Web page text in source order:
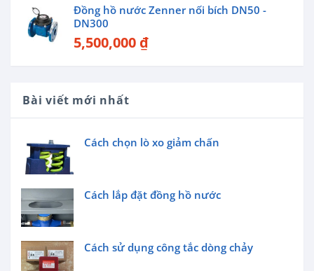
Đồng hồ nước Zenner nối bích DN50 -
DN300
5,500,000 ₫
Bài viết mới nhất
Cách chọn lò xo giảm chấn
Cách lắp đặt đồng hồ nước
Cách sử dụng công tắc dòng chảy